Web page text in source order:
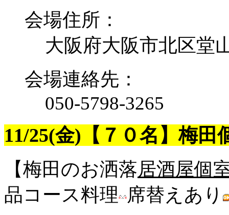
会場住所：
大阪府大阪市北区堂
会場連絡先：
050-5798-3265
11/25(金) 【７０名】梅田
【梅田のお洒落居酒屋個
品コース料理 席替えあり